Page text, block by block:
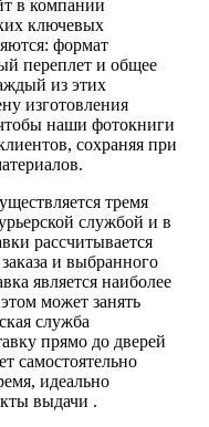
в компании
ключевых
формат
переплет и общее
из этих
изготовления
наши фотокниги
сохраняя при
тремя
службой и в
рассчитывается
и выбранного
является наиболее
может занять
служба
прямо до дверей
самостоятельно
идеально
выдачи .